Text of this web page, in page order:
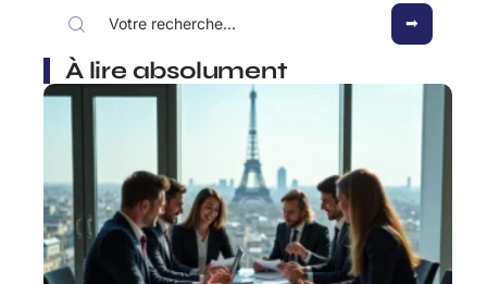
À lire absolument